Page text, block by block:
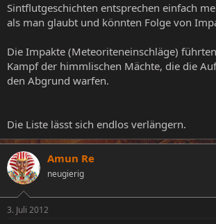
Sintflutgeschichten entsprechen einfach
als man glaubt und könnten Folge von
Die Impakte (Meteoriteneinschläge)
Kampf der himmlischen Mächte, die die
den Abgrund warfen.
Die Liste lässt sich endlos verlängern.
Amun Re
neugierig
3. Juli 2012